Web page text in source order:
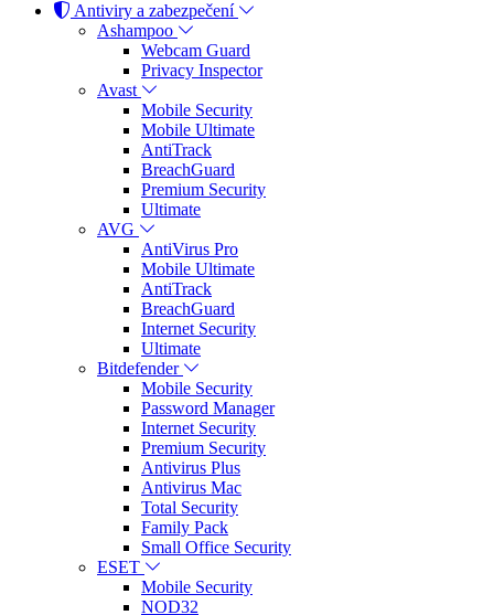
Antiviry a zabezpečení
Ashampoo
Webcam Guard
Privacy Inspector
Avast
Mobile Security
Mobile Ultimate
AntiTrack
BreachGuard
Premium Security
Ultimate
AVG
AntiVirus Pro
Mobile Ultimate
AntiTrack
BreachGuard
Internet Security
Ultimate
Bitdefender
Mobile Security
Password Manager
Internet Security
Premium Security
Antivirus Plus
Antivirus Mac
Total Security
Family Pack
Small Office Security
ESET
Mobile Security
NOD32